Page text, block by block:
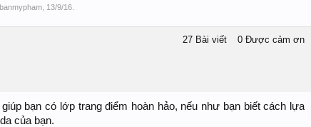
banmypham 13/9/16
27 Bài viết 0 Được cảm ơn
bạn có lớp trang điểm hoàn hảo, nếu như bạn biết cách lựa
của bạn.